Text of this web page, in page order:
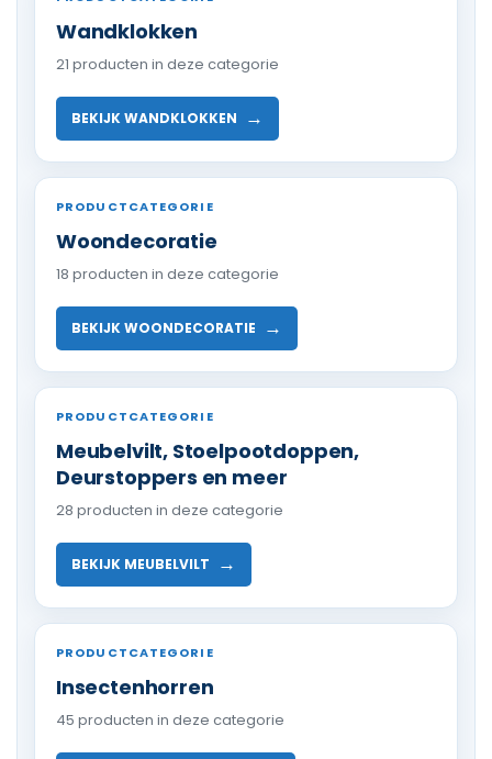
Wandklokken
21 producten in deze categorie
BEKIJK WANDKLOKKEN →
PRODUCTCATEGORIE
Woondecoratie
18 producten in deze categorie
BEKIJK WOONDECORATIE →
PRODUCTCATEGORIE
Meubelvilt, Stoelpootdoppen,
Deurstoppers en meer
28 producten in deze categorie
BEKIJK MEUBELVILT →
PRODUCTCATEGORIE
Insectenhorren
45 producten in deze categorie